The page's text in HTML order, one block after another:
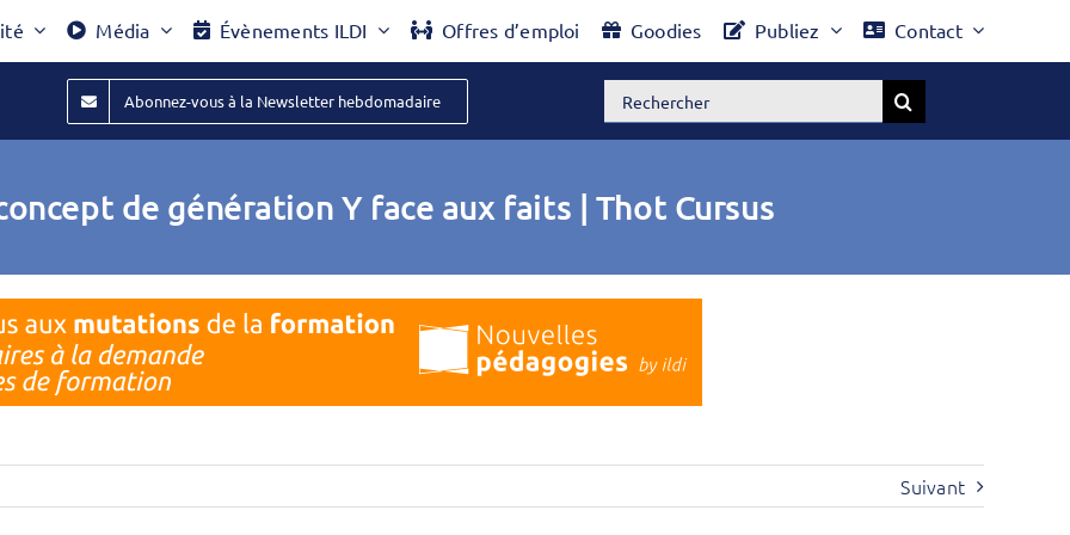
Média Évènements ILDI Offres d’emploi Goodies Publiez Contact
Abonnez-vous à la Newsletter hebdomadaire Rechercher:
de génération Y face aux faits | Thot Cursus
Suivant